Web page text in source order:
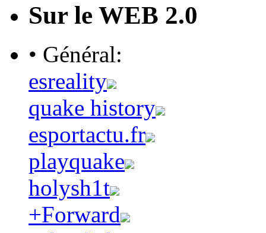
Sur le WEB 2.0
• Général:
esreality
quake history
esportactu.fr
playquake
holysh1t
+Forward